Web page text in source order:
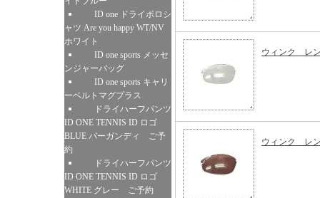
ID one ドライポロシ
ャツ Are you happy WT/NV
ホワイト
ID one sports メッセ
ンジャーバッグ
ID one sports キャリ
ーベルトマグプラス
ドライハーフパンツ
ID ONE TENNIS ID ロゴ
BLUE バーガンディ ご予
約
ドライハーフパンツ
ID ONE TENNIS ID ロゴ
WHITE グレー ご予約
ウィンク レ
ウィンク レ